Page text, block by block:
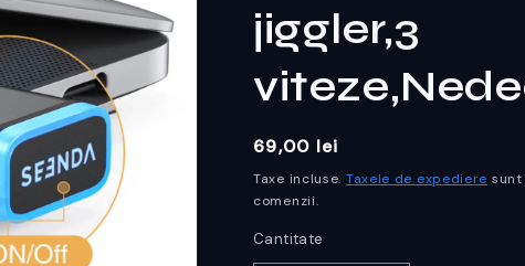
jiggler,3
Preț
obișnuit
69,00 lei
Taxe incluse. Taxele de expediere
comenzii.
Cantitate